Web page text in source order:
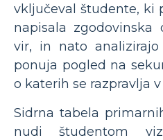
vključeval študente, ki
napisala
vir, in nato
ponuja pogled na
o katerih se razpravlja
Sidrna tabela
nudi študentom